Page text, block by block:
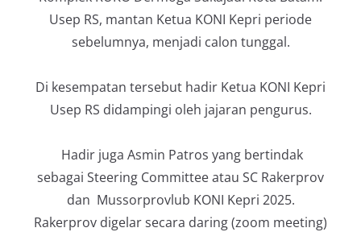
Usep RS, mantan Ketua KONI Kepri periode
sebelumnya, menjadi calon tunggal.
Di kesempatan tersebut hadir Ketua KONI Kepri
Usep RS didampingi oleh jajaran pengurus.
Hadir juga Asmin Patros yang bertindak
sebagai Steering Committee atau SC Rakerprov
dan Mussorprovlub KONI Kepri 2025.
Rakerprov digelar secara daring (zoom meeting)